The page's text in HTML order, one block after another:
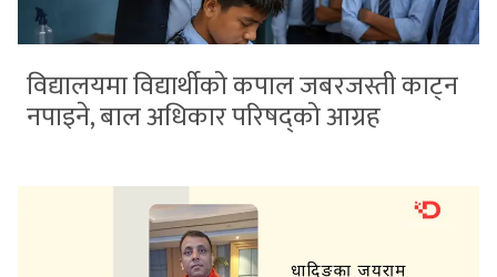
विद्यालयमा विद्यार्थीको कपाल जबरजस्ती काट्न
नपाइने, बाल अधिकार परिषद्को आग्रह